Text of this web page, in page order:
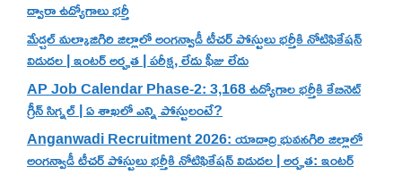
ద్వారా ఉద్యోగాలు భర్తీ
మేడ్చల్ మల్కాజిగిరి జిల్లాలో అంగన్వాడీ టీచర్ పోస్టులు భర్తీకి నోటిఫికేషన్
విడుదల | ఇంటర్ అర్హత | పరీక్ష, లేదు ఫీజు లేదు
AP Job Calendar Phase-2: 3,168 ఉద్యోగాల భర్తీకి కేబినెట్
గ్రీన్ సిగ్నల్ | ఏ శాఖలో ఎన్ని పోస్టులంటే?
Anganwadi Recruitment 2026: యాదాద్రి భువనగిరి జిల్లాలో
అంగన్వాడీ టీచర్ పోస్టులు భర్తీకి నోటిఫికేషన్ విడుదల | అర్హత: ఇంటర్